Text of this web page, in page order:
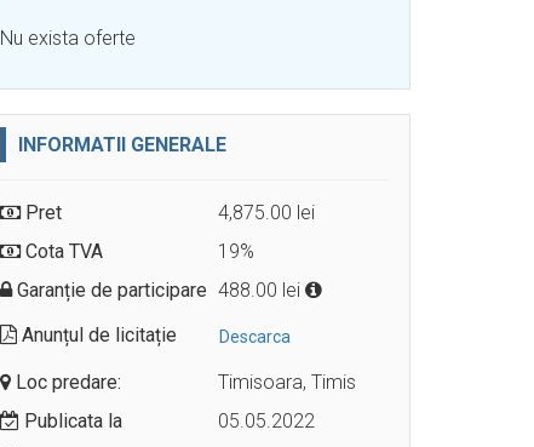
Nu exista oferte
INFORMATII GENERALE
Pret
4,875.00 lei
Cota TVA
19%
Garanție de participare 488.00 lei
Anunțul de licitație
Descarca
Loc predare:
Timisoara, Timis
Publicata la
05.05.2022